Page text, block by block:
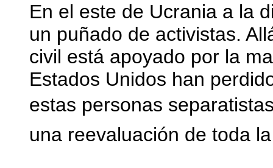
En el este de Ucrania a la
un puñado de activistas.
civil está apoyado por la
Estados Unidos han
estas personas
una reevaluación de toda